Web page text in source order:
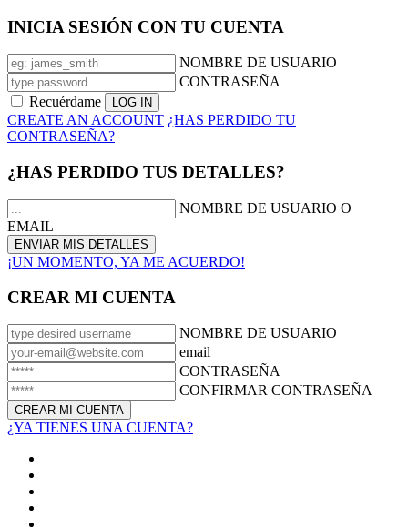
INICIA SESIÓN CON TU CUENTA
NOMBRE DE USUARIO
CONTRASEÑA
Recuérdame
CREATE AN ACCOUNT ¿HAS PERDIDO TU
CONTRASEÑA?
¿HAS PERDIDO TUS DETALLES?
NOMBRE DE USUARIO O
EMAIL
¡UN MOMENTO, YA ME ACUERDO!
CREAR MI CUENTA
NOMBRE DE USUARIO
email
CONTRASEÑA
CONFIRMAR CONTRASEÑA
¿YA TIENES UNA CUENTA?